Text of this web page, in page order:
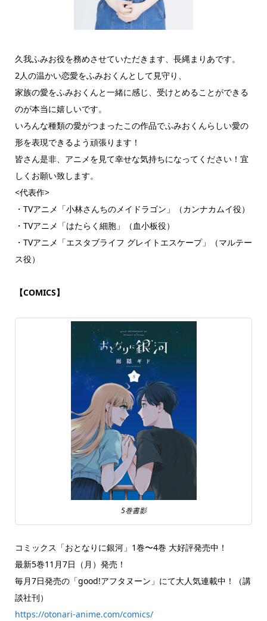
久我ふみお役を務めさせていただきます、長縄まりあです。
2人の温かい恋愛をふみおくんとして見守り、
家族の愛をふみおくんと一緒に感じ、受けとめることができる
のが本当に嬉しいです。
いろんな種類の愛がつまったこの作品でふみおくんらしい愛の
形を表現できるよう頑張ります！
皆さん是非、アニメを見て幸せな気持ちになってください！宜
しくお願い致します。
<代表作>
・TVアニメ「小林さんちのメイドラゴン」（カンナカムイ役）
・TVアニメ「はたらく細胞」（血小板役）
・TVアニメ「エスタブライフ グレイトエスケープ」（マルテー
ス役）
【COMICS】
5巻書影
コミックス「おとなりに銀河」1巻〜4巻 大好評発売中！
最新5巻11月7日（月）発売！
毎月7日発売の「good!アフタヌーン」にて大人気連載中！（講
談社刊）
https://otonari-anime.com/comics/